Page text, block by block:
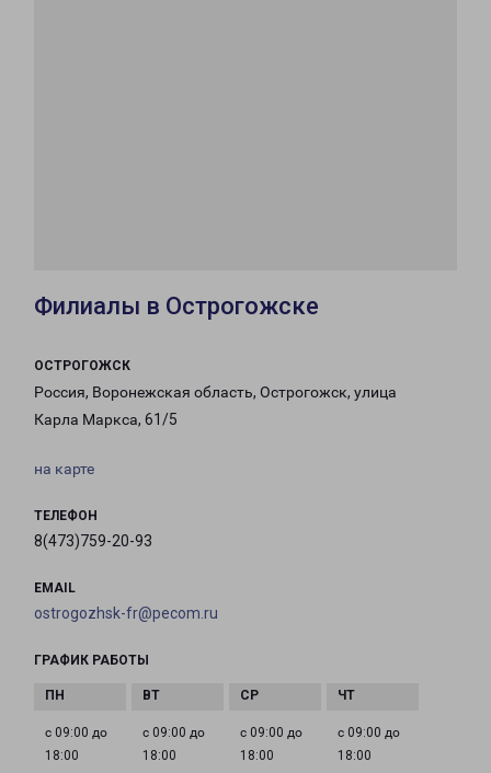
Филиалы в Острогожске
ОСТРОГОЖСК
Россия, Воронежская область, Острогожск, улица
Карла Маркса, 61/5
на карте
ТЕЛЕФОН
8(473)759-20-93
EMAIL
ostrogozhsk-fr@pecom.ru
ГРАФИК РАБОТЫ
с 09:00 до
18:00
с 09:00 до
18:00
с 09:00 до
18:00
с 09:00 до
18:00